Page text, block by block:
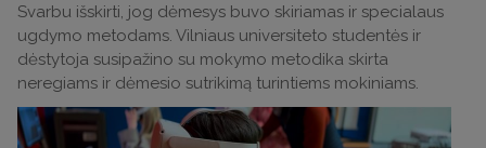
Svarbu išskirti, jog dėmesys buvo skiriamas ir specialaus
ugdymo metodams. Vilniaus universiteto studentės ir
dėstytoja susipažino su mokymo metodika skirta
neregiams ir dėmesio sutrikimą turintiems mokiniams.